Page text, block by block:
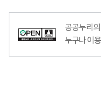
공공누리
누구나 이